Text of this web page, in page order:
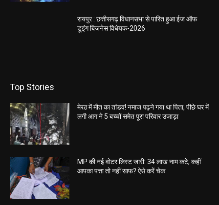
रायपुर : छत्तीसगढ़ विधानसभा से पारित हुआ ईज ऑफ
डूइंग बिजनेस विधेयक-2026
Top Stories
मेरठ में मौत का तांडव! नमाज पढ़ने गया था पिता, पीछे घर में
लगी आग ने 5 बच्चों समेत पूरा परिवार उजाड़ा
MP की नई वोटर लिस्ट जारी: 34 लाख नाम कटे, कहीं
आपका पत्ता तो नहीं साफ? ऐसे करें चेक